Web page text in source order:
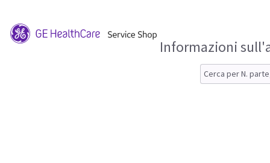
Informazioni